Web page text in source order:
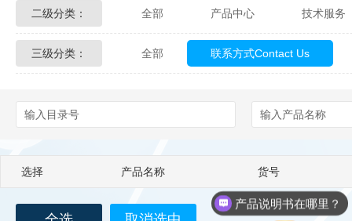
Echelon Biosciences Verichem
Affinity Biologicals Kingfisher
Berry & Associates
化学及生物化学试剂 材料学试剂
二级分类： 全部 产品中心 技术服务
配送方式 售后服务
三级分类： 全部 联系方式Contact Us
选择 产品名称 货号
产品说明书在哪里？